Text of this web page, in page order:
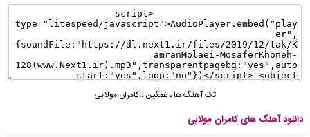
تک آهنگ ها، غمگین ،کامران مولایی
دانلود آهنگ های کامران مولایی